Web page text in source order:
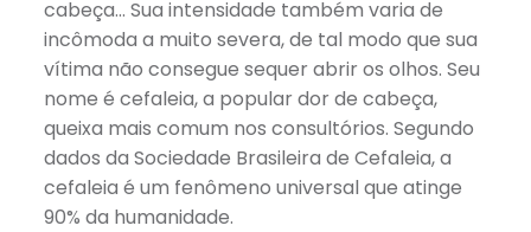
cabeça… Sua intensidade também varia de
incômoda a muito severa, de tal modo que sua
vítima não consegue sequer abrir os olhos. Seu
nome é cefaleia, a popular dor de cabeça,
queixa mais comum nos consultórios. Segundo
dados da Sociedade Brasileira de Cefaleia, a
cefaleia é um fenômeno universal que atinge
90% da humanidade.